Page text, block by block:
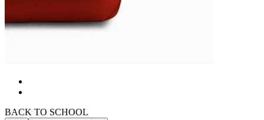
BACK TO SCHOOL